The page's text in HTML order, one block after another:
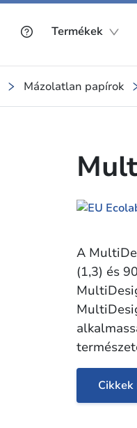
Termékek
Mázolatlan papírok
A
(1,3) és